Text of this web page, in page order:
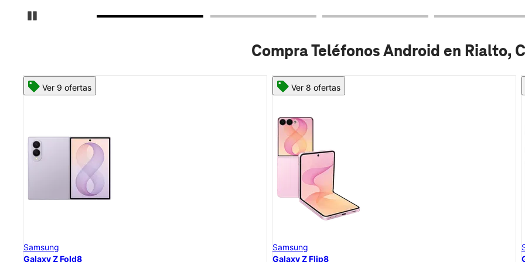
Detener carrusel
Compra Teléfonos Android en Rialto,
Ver 8 ofertas
Samsung
Galaxy Z Flip8
Ver 6 ofertas
Samsung
Galaxy A57 5G